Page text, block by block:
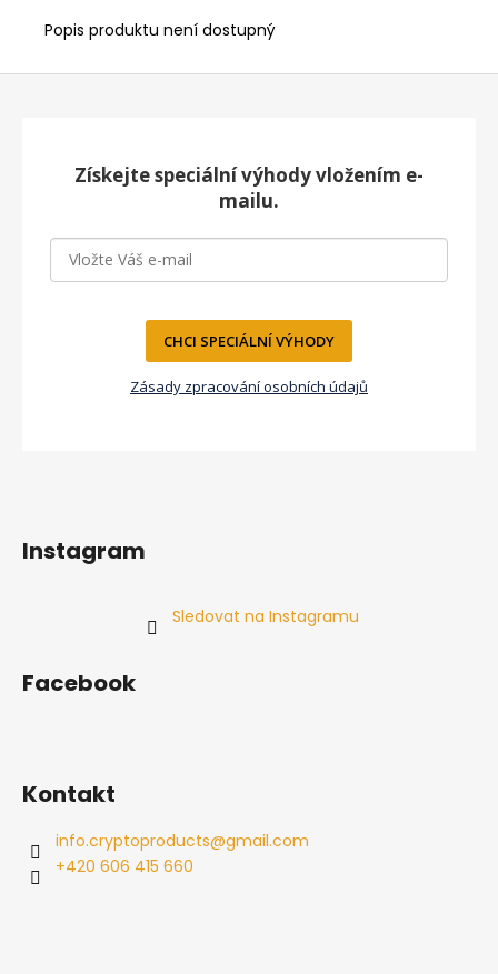
Popis produktu není dostupný
Z
Získejte speciální výhody vložením e-
mailu.
CHCI SPECIÁLNÍ VÝHODY
Zásady zpracování osobních údajů
Instagram
Sledovat na Instagramu
Facebook
Kontakt
info.cryptoproducts@gmail.com
+420 606 415 660